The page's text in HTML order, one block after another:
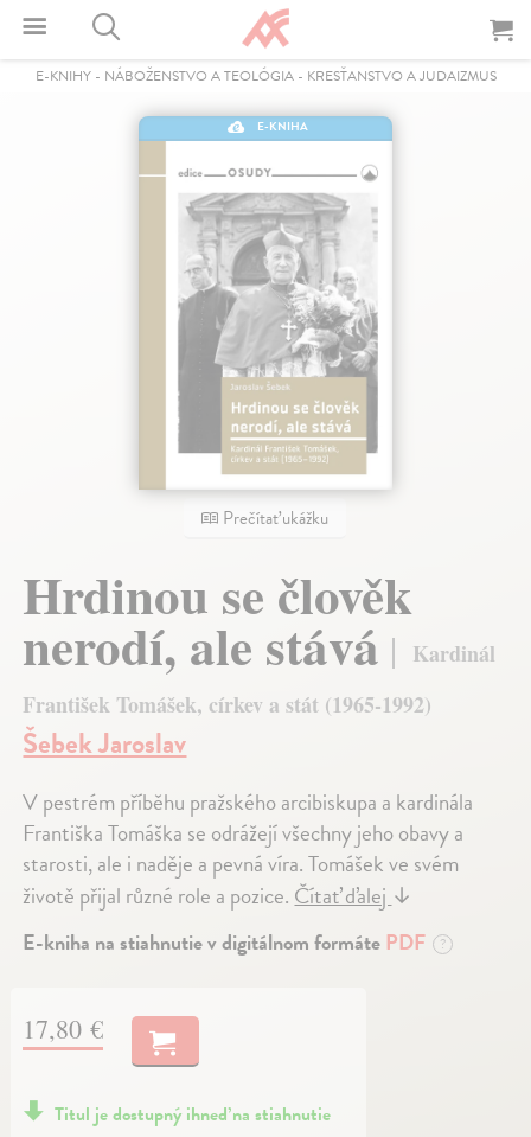
E-KNIHY- NÁBOŽENSTVO A TEOLÓGIA- KRESŤANSTVO A JUDAIZMUS
E-KNIHA
Prečítať ukážku
Hrdinou se člověk
nerodí, ale stává
Kardinál
František Tomášek, církev a stát (1965-1992)
Šebek Jaroslav
V pestrém příběhu pražského arcibiskupa a kardinála
Františka Tomáška se odrážejí všechny jeho obavy a
starosti, ale i naděje a pevná víra. Tomášek ve svém
životě přijal různé role a pozice.Čítať ďalej↓
E-kniha na stiahnutie v digitálnom formátePDF ?
17,80 €
Titul je dostupný ihneď na stiahnutie